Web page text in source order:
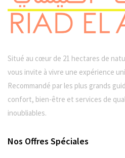
Situé au cœur de 21 hectares de
vous invite à vivre une expérience
Recommandé par les plus grands
confort, bien-être et services de
inoubliables.
Nos Offres Spéciales